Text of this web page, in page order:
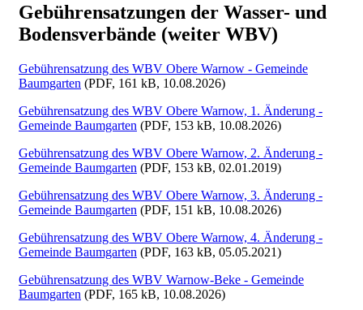
Gebührensatzungen der Wasser- und
Bodensverbände (weiter WBV)
Gebührensatzung des WBV Obere Warnow - Gemeinde
Baumgarten (PDF, 161 kB, 10.08.2026)
Gebührensatzung des WBV Obere Warnow, 1. Änderung -
Gemeinde Baumgarten (PDF, 153 kB, 10.08.2026)
Gebührensatzung des WBV Obere Warnow, 2. Änderung -
Gemeinde Baumgarten (PDF, 153 kB, 02.01.2019)
Gebührensatzung des WBV Obere Warnow, 3. Änderung -
Gemeinde Baumgarten (PDF, 151 kB, 10.08.2026)
Gebührensatzung des WBV Obere Warnow, 4. Änderung -
Gemeinde Baumgarten (PDF, 163 kB, 05.05.2021)
Gebührensatzung des WBV Warnow-Beke - Gemeinde
Baumgarten (PDF, 165 kB, 10.08.2026)